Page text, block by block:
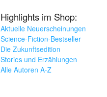
Highlights im Shop:
Aktuelle Neuerscheinungen
Science-Fiction-Bestseller
Die Zukunftsedition
Stories und Erzählungen
Alle Autoren A-Z